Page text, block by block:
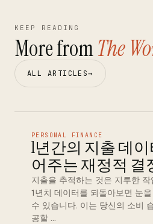
KEEP READING
More fromThe
ALL ARTICLES→
PERSONAL FINANCE
1년간의 지출 데
어주는 재정적 결
지출을 추적하는 것은 지루한
1년치 데이터를 되돌아보면 눈
수 있습니다. 이는 당신의 소비
공할 …